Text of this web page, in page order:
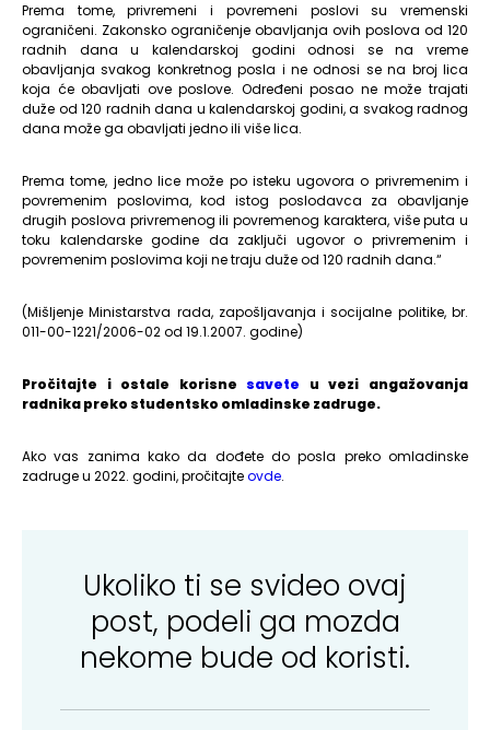
Prema tome, privremeni i povremeni poslovi su vremenski
ograničeni. Zakonsko ograničenje obavljanja ovih poslova od 120
radnih dana u kalendarskoj godini odnosi se na vreme
obavljanja svakog konkretnog posla i ne odnosi se na broj lica
koja će obavljati ove poslove. Određeni posao ne može trajati
duže od 120 radnih dana u kalendarskoj godini, a svakog radnog
dana može ga obavljati jedno ili više lica.
Prema tome, jedno lice može po isteku ugovora o privremenim i
povremenim poslovima, kod istog poslodavca za obavljanje
drugih poslova privremenog ili povremenog karaktera, više puta u
toku kalendarske godine da zaključi ugovor o privremenim i
povremenim poslovima koji ne traju duže od 120 radnih dana.“
(Mišljenje Ministarstva rada, zapošljavanja i socijalne politike, br.
011-00-1221/2006-02 od 19.1.2007. godine)
Pročitajte i ostale korisnesavete u vezi angažovanja
radnika preko studentsko omladinske zadruge.
Ako vas zanima kako da dođete do posla preko omladinske
zadruge u 2022. godini, pročitajteovde.
Ukoliko ti se svideo ovaj
post, podeli ga mozda
nekome bude od koristi.